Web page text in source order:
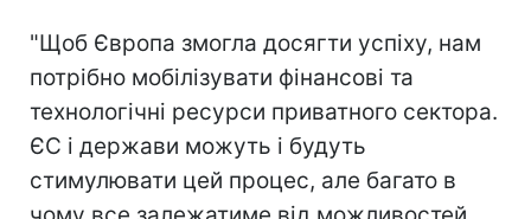
"Щоб Європа змогла досягти успіху, нам
потрібно мобілізувати фінансові та
технологічні ресурси приватного сектора.
ЄС і держави можуть і будуть
стимулювати цей процес, але багато в